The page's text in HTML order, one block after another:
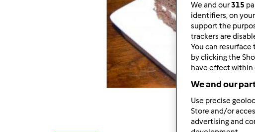
We and our315
identifiers, on
support the
trackers are
You can
by clicking the
have effect within
We and our
Use precise
Store and/or
advertising and